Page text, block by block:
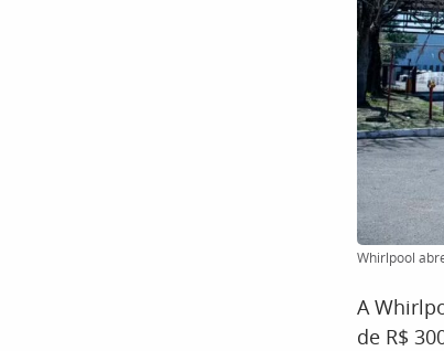
Whirlpool
A
de R$